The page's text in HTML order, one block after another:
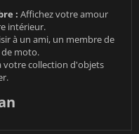
: Affichez votre amour
intérieur.
à un ami, un membre de
moto.
votre collection d'objets